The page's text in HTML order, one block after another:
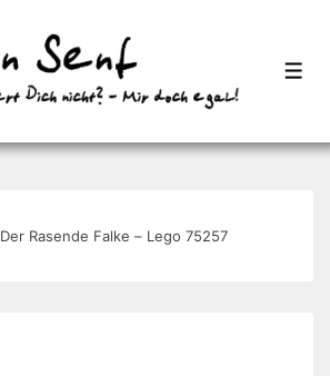
Der Rasende Falke – Lego 75257